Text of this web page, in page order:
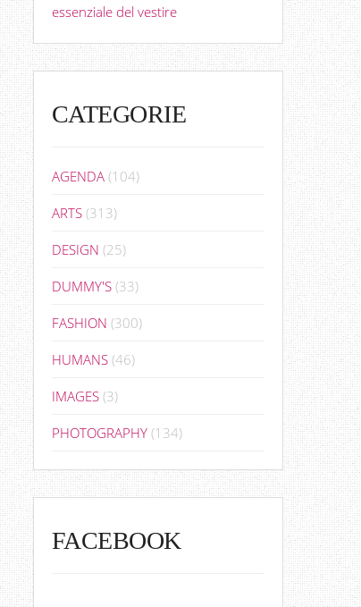
essenziale del vestire
CATEGORIE
AGENDA (104)
ARTS (313)
DESIGN (25)
DUMMY'S (33)
FASHION (300)
HUMANS (46)
IMAGES (3)
PHOTOGRAPHY (134)
FACEBOOK